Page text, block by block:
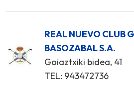
REAL NUEVO CLUB
BASOZABAL S.A.
Goiaztxiki bidea, 41
TEL: 943472736